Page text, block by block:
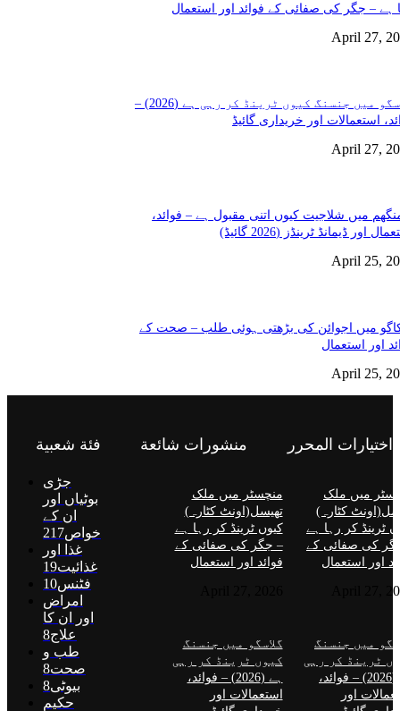
ہے – جگر کی صفائی کے فوائد اور استعمال
April 27,
گلاسگو میں جنسنگ کیوں ٹرینڈ کر رہی ہے (2026) –
استعمالات اور خریداری گائیڈ
April 27,
میں شلاجیت کیوں اتنی مقبول ہے – فوائد،
اور ڈیمانڈ ٹرینڈز (2026 گائیڈ)
April 25,
میں اجوائن کی بڑھتی ہوئی طلب – صحت کے
اور استعمال
April 25,
اختيارات المحرر
میں ملک
کٹارہ)
ٹرینڈ کر رہا ہے
کی صفائی کے
اور استعمال
April 27,
میں جنسنگ
ٹرینڈ کر رہی
ہے (2026) – فوائد،
اور
منشورات شائعة
منچسٹر میں ملک
تھیسل(اونٹ کٹارہ)
کیوں ٹرینڈ کر رہا ہے
– جگر کی صفائی کے
فوائد اور استعمال
گلاسگو میں جنسنگ
کیوں ٹرینڈ کر رہی
ہے (2026) – فوائد،
استعمالات اور
فئة شعبية
جڑی
بوٹیاں اور
ان کے
خواص217
غذا اور
غذائیت19
فٹنس10
امراض
اور ان کا
علاج8
طب و
صحت8
بیوٹی8
حکیم